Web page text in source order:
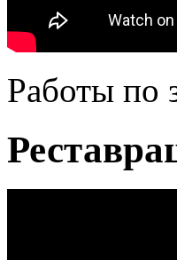
Работы по